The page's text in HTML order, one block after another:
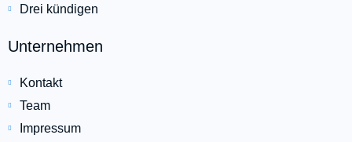
Drei kündigen
Unternehmen
Kontakt
Team
Impressum